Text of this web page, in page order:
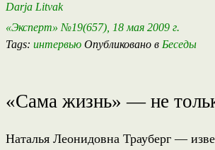
Darja Litvak
«Эксперт» №19(657), 18 мая 2009 г.
Tags: интервью Опубликовано в Беседы
«Сама жизнь» — не
Наталья Леонидовна Трауберг —